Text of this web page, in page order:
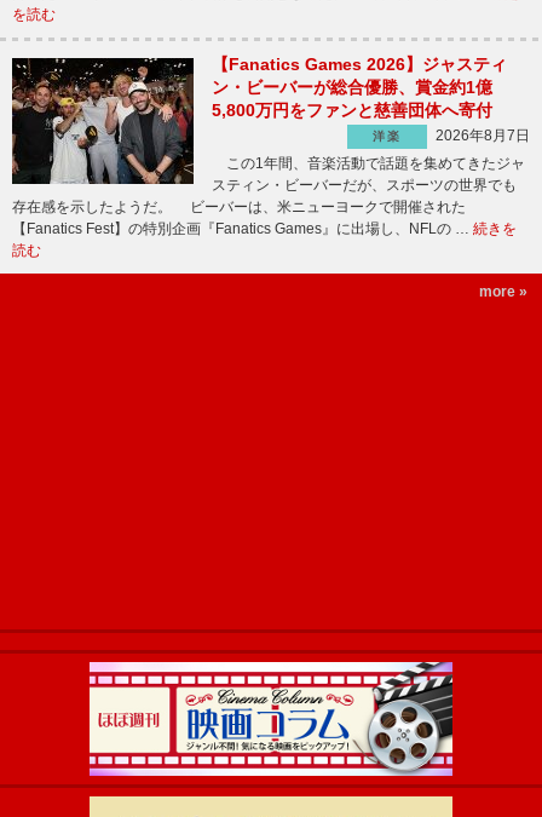
を読む
【Fanatics Games 2026】ジャスティ
ン・ビーバーが総合優勝、賞金約1億
5,800万円をファンと慈善団体へ寄付
洋楽
2026年8月7日
この1年間、音楽活動で話題を集めてきたジャ
スティン・ビーバーだが、スポーツの世界でも
存在感を示したようだ。 ビーバーは、米ニューヨークで開催された
【Fanatics Fest】の特別企画『Fanatics Games』に出場し、NFLの … 続きを
読む
more »